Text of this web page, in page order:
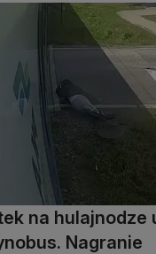
na hulajnodze
Nagranie